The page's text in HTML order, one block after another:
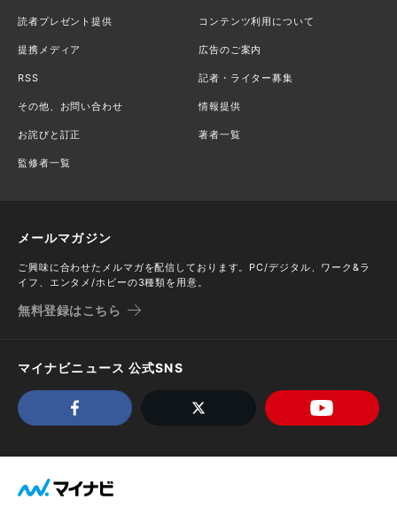
読者プレゼント提供 コンテンツ利用について
提携メディア 広告のご案内
RSS 記者・ライター募集
その他、お問い合わせ 情報提供
お詫びと訂正 著者一覧
監修者一覧
メールマガジン
ご興味に合わせたメルマガを配信しております。PC/デジタル、ワーク&ラ
イフ、エンタメ/ホビーの3種類を用意。
無料登録はこちら
マイナビニュース 公式SNS